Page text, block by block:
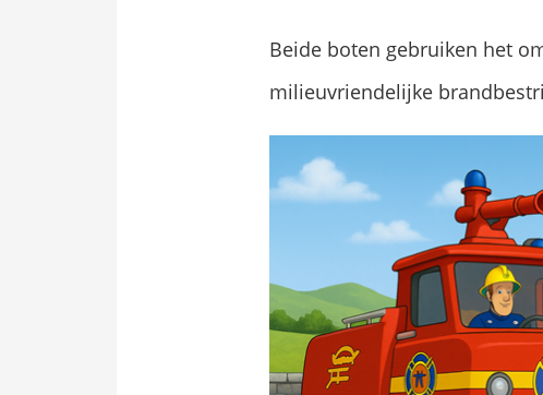
Beide boten gebruiken het
milieuvriendelijke